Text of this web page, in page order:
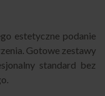
estetyczne podanie
Gotowe zestawy
standard bez